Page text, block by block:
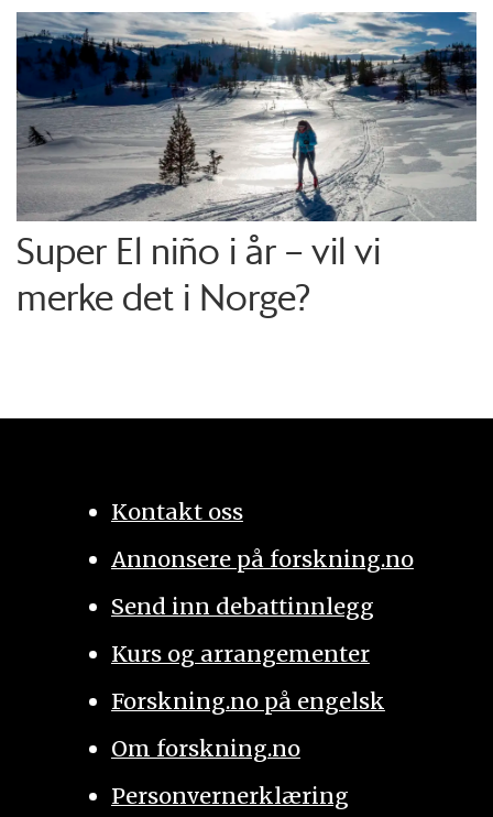
Super El niño i år – vil vi
merke det i Norge?
Kontakt oss
Annonsere på forskning.no
Send inn debattinnlegg
Kurs og arrangementer
Forskning.no på engelsk
Om forskning.no
Personvernerklæring